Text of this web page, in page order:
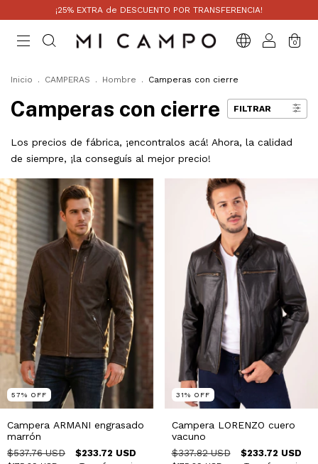
¡25% EXTRA de DESCUENTO POR TRANSFERENCIA!
0
Inicio . CAMPERAS . Hombre . Camperas con cierre
Camperas con cierre FILTRAR
Los precios de fábrica, ¡encontralos acá! Ahora, la calidad
de siempre, ¡la conseguís al mejor precio!
57% OFF
Campera ARMANI engrasado
marrón
$537.76 USD $233.72 USD
31% OFF
Campera LORENZO cuero
vacuno
$337.82 USD $233.72 USD